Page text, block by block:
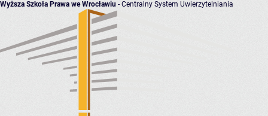
Wyższa Szkoła Prawa we Wrocławiu - Centralny System Uwierzytelniania